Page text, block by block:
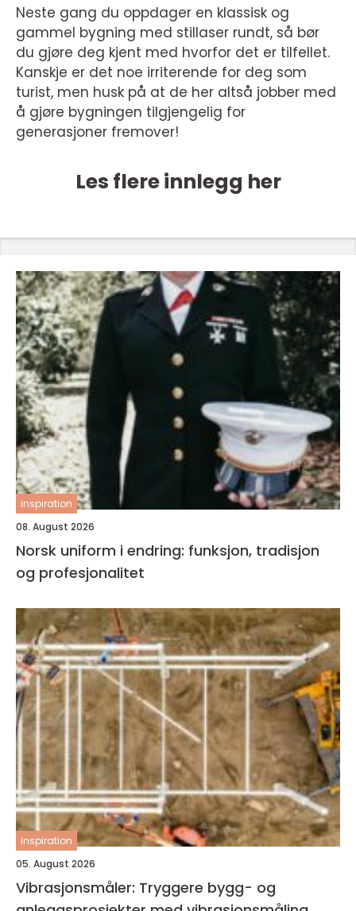
Neste gang du oppdager en klassisk og
gammel bygning med stillaser rundt, så bør
du gjøre deg kjent med hvorfor det er tilfellet.
Kanskje er det noe irriterende for deg som
turist, men husk på at de her altså jobber med
å gjøre bygningen tilgjengelig for
generasjoner fremover!
Les flere innlegg her
inspiration
08. August 2026
Norsk uniform i endring: funksjon, tradisjon
og profesjonalitet
inspiration
05. August 2026
Vibrasjonsmåler: Tryggere bygg- og